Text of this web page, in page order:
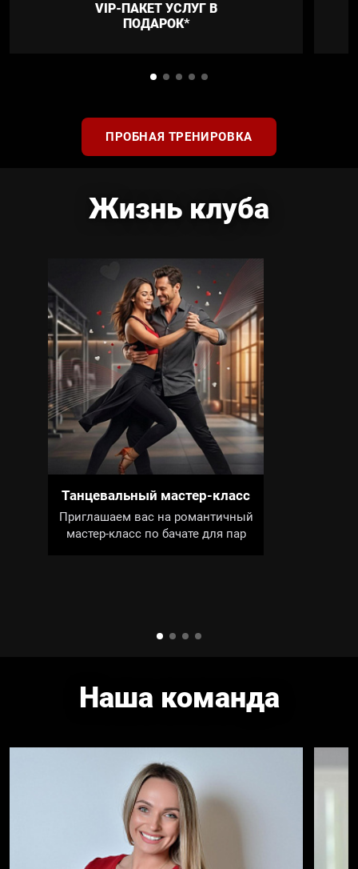
VIP-ПАКЕТ УСЛУГ В
ПОДАРОК*
ПРОБНАЯ ТРЕНИРОВКА
Жизнь клуба
Танцевальный мастер-класс
Приглашаем вас на романтичный
мастер‑класс по бачате для пар
Наша команда